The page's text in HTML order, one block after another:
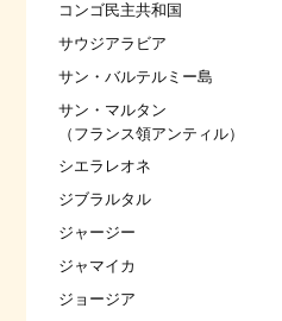
コンゴ民主共和国
サウジアラビア
サン・バルテルミー島
サン・マルタン
（フランス領アンティル）
シエラレオネ
ジブラルタル
ジャージー
ジャマイカ
ジョージア